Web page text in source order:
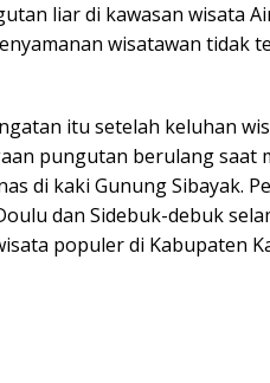
liar di kawasan wisata
wisatawan tidak
itu setelah keluhan
pungutan berulang saat
di kaki Gunung Sibayak.
dan Sidebuk-debuk
populer di Kabupaten